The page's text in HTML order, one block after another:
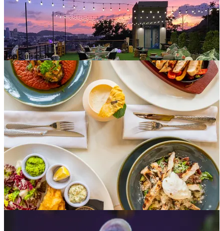
露天/戶外
36 分店
Top Cuisine